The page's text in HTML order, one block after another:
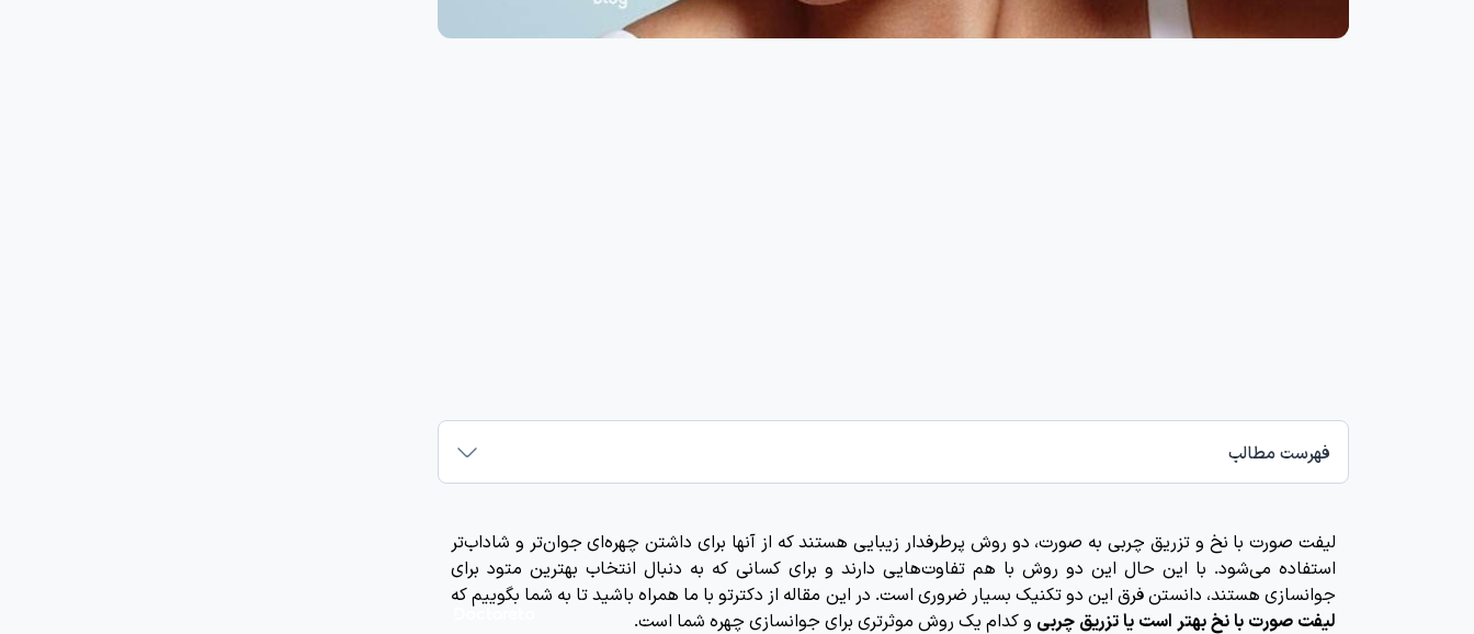
فهرست مطالب
لیفت صورت با نخ و تزریق چربی به صورت، دو روش پرطرفدار زیبایی هستند که از آنها برای داشتن چهره‌ای جوان‌تر و شاداب‌تر
استفاده می‌شود. با این حال این دو روش با هم تفاوت‌هایی دارند و برای کسانی که به دنبال انتخاب بهترین متود برای
جوانسازی هستند، دانستن فرق این دو تکنیک بسیار ضروری است. در این مقاله از دکترتو با ما همراه باشید تا به شما بگوییم که
لیفت صورت با نخ بهتر است یا تزریق چربی و کدام یک روش موثرتری برای جوانسازی چهره شما است.